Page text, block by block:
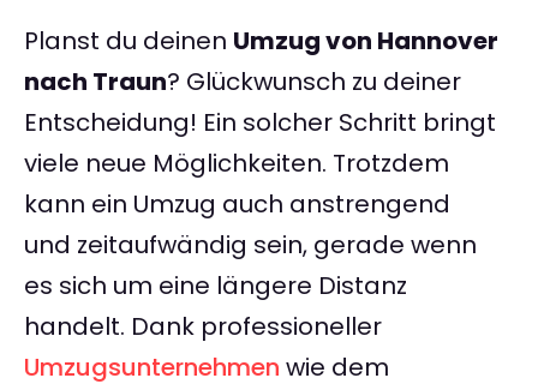
Planst du deinen Umzug von Hannover
nach Traun? Glückwunsch zu deiner
Entscheidung! Ein solcher Schritt bringt
viele neue Möglichkeiten. Trotzdem
kann ein Umzug auch anstrengend
und zeitaufwändig sein, gerade wenn
es sich um eine längere Distanz
handelt. Dank professioneller
Umzugsunternehmen wie dem